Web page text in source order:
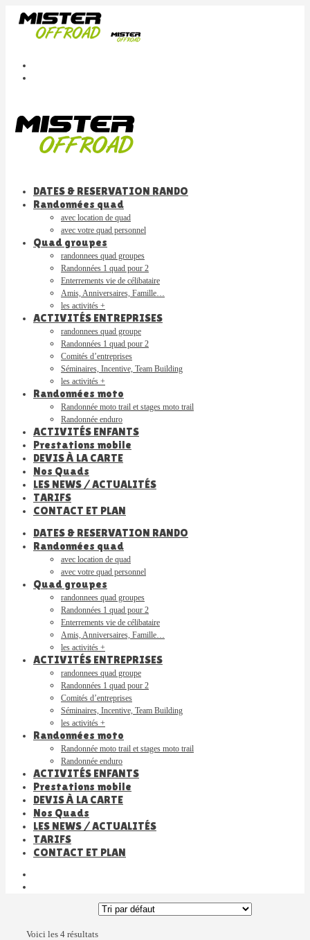
DATES & RESERVATION RANDO
Randonnées quad
avec location de quad
avec votre quad personnel
Quad groupes
randonnees quad groupes
Randonnées 1 quad pour 2
Enterrements vie de célibataire
Amis, Anniversaires, Famille…
les activités +
ACTIVITÉS ENTREPRISES
randonnees quad groupe
Randonnées 1 quad pour 2
Comités d’entreprises
Séminaires, Incentive, Team Building
les activités +
Randonnées moto
Randonnée moto trail et stages moto trail
Randonnée enduro
ACTIVITÉS ENFANTS
Prestations mobile
DEVIS À LA CARTE
Nos Quads
LES NEWS / ACTUALITÉS
TARIFS
CONTACT ET PLAN
DATES & RESERVATION RANDO
Randonnées quad
avec location de quad
avec votre quad personnel
Quad groupes
randonnees quad groupes
Randonnées 1 quad pour 2
Enterrements vie de célibataire
Amis, Anniversaires, Famille…
les activités +
ACTIVITÉS ENTREPRISES
randonnees quad groupe
Randonnées 1 quad pour 2
Comités d’entreprises
Séminaires, Incentive, Team Building
les activités +
Randonnées moto
Randonnée moto trail et stages moto trail
Randonnée enduro
ACTIVITÉS ENFANTS
Prestations mobile
DEVIS À LA CARTE
Nos Quads
LES NEWS / ACTUALITÉS
TARIFS
CONTACT ET PLAN
Voici les 4 résultats